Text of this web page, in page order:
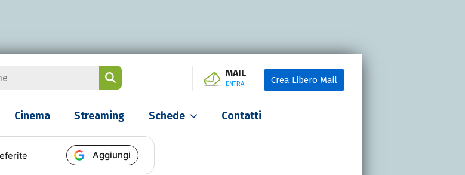
MAIL
ENTRA Crea Libero Mail
Cinema Streaming Schede Contatti
Aggiungi